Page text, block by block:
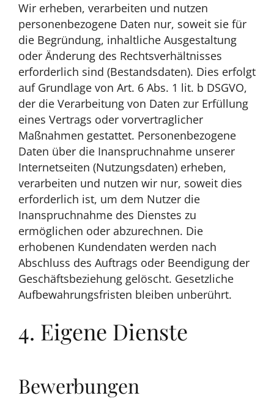
Wir erheben, verarbeiten und nutzen
personenbezogene Daten nur, soweit sie für
die Begründung, inhaltliche Ausgestaltung
oder Änderung des Rechtsverhältnisses
erforderlich sind (Bestandsdaten). Dies erfolgt
auf Grundlage von Art. 6 Abs. 1 lit. b DSGVO,
der die Verarbeitung von Daten zur Erfüllung
eines Vertrags oder vorvertraglicher
Maßnahmen gestattet. Personenbezogene
Daten über die Inanspruchnahme unserer
Internetseiten (Nutzungsdaten) erheben,
verarbeiten und nutzen wir nur, soweit dies
erforderlich ist, um dem Nutzer die
Inanspruchnahme des Dienstes zu
ermöglichen oder abzurechnen. Die
erhobenen Kundendaten werden nach
Abschluss des Auftrags oder Beendigung der
Geschäftsbeziehung gelöscht. Gesetzliche
Aufbewahrungsfristen bleiben unberührt.
4. Eigene Dienste
Bewerbungen